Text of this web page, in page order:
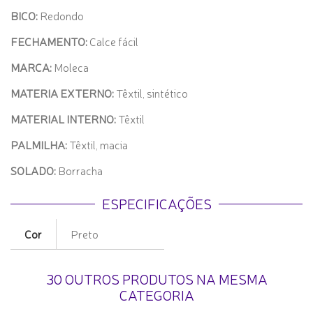
BICO: Redondo
FECHAMENTO:Calce fácil
MARCA: Moleca
MATERIA EXTERNO:Têxtil, sintético
MATERIAL INTERNO:Têxtil
PALMILHA:Têxtil, macia
SOLADO: Borracha
ESPECIFICAÇÕES
Cor Preto
30 OUTROS PRODUTOS NA MESMA
CATEGORIA